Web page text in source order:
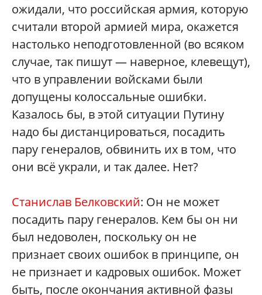
ожидали, что российская армия, которую
считали второй армией мира, окажется
настолько неподготовленной (во всяком
случае, так пишут — наверное, клевещут),
что в управлении войсками были
допущены колоссальные ошибки.
Казалось бы, в этой ситуации Путину
надо бы дистанцироваться, посадить
пару генералов, обвинить их в том, что
они всё украли, и так далее. Нет?
Станислав Белковский: Он не может
посадить пару генералов. Кем бы он ни
был недоволен, поскольку он не
признает своих ошибок в принципе, он
не признает и кадровых ошибок. Может
быть, после окончания активной фазы